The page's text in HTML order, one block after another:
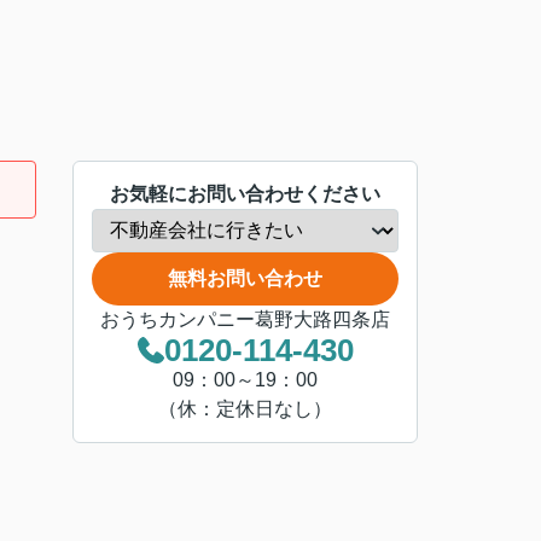
お気軽にお問い合わせください
無料お問い合わせ
おうちカンパニー葛野大路四条店
0120-114-430
09：00～19：00
（休：定休日なし）